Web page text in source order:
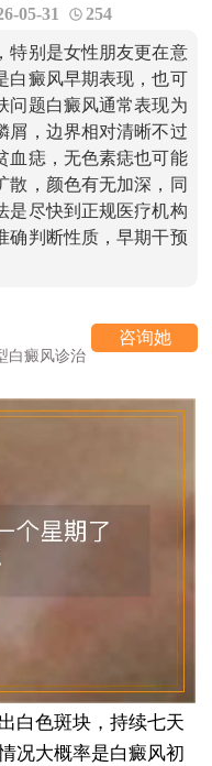
05-31 254
特别是女性朋友更在意
白癜风早期表现，也可
问题白癜风通常表现为
屑，边界相对清晰不过
血痣，无色素痣也可能
散，颜色有无加深，同
是尽快到正规医疗机构
确判断性质，早期干预
白癜风诊治
咨询她
白色斑块，持续七天
况大概率是白癜风初